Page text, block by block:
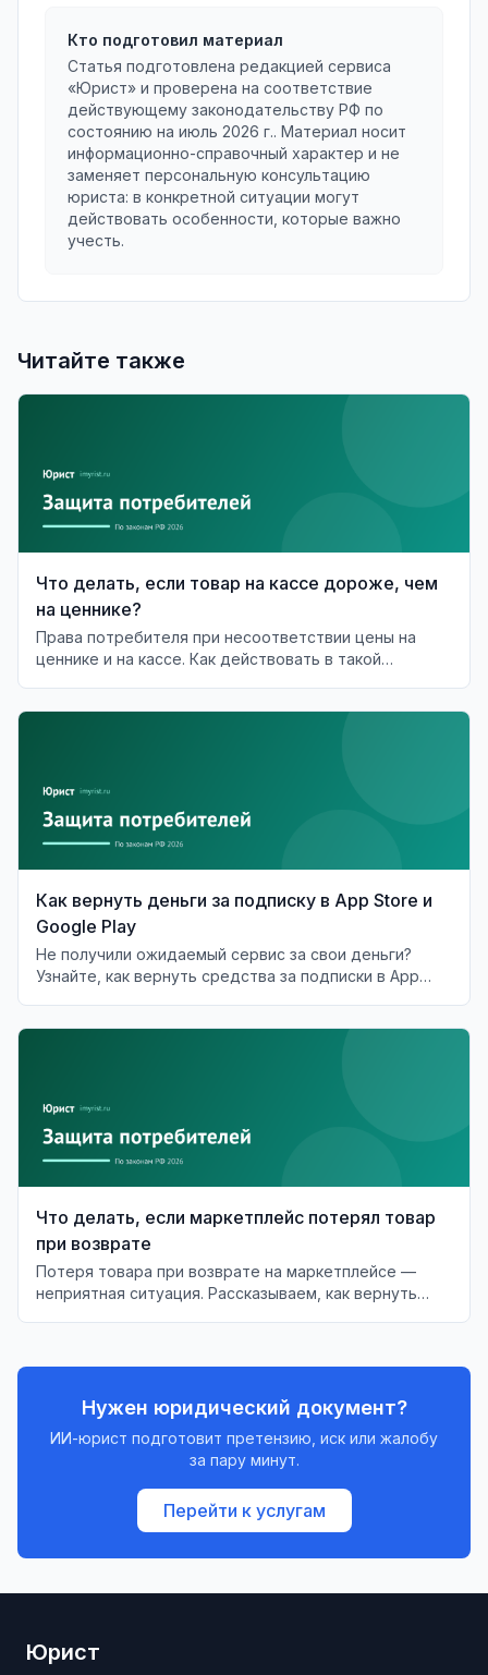
Кто подготовил материал
Статья подготовлена редакцией сервиса
«Юрист» и проверена на соответствие
действующему законодательству РФ по
состоянию на июль 2026 г.. Материал носит
информационно-справочный характер и не
заменяет персональную консультацию
юриста: в конкретной ситуации могут
действовать особенности, которые важно
учесть.
Читайте также
Что делать, если товар на кассе дороже, чем
на ценнике?
Права потребителя при несоответствии цены на
ценнике и на кассе. Как действовать в такой
Как вернуть деньги за подписку в App Store и
Google Play
Не получили ожидаемый сервис за свои деньги?
Узнайте, как вернуть средства за подписки в App
Что делать, если маркетплейс потерял товар
при возврате
Потеря товара при возврате на маркетплейсе —
неприятная ситуация. Рассказываем, как вернуть
Нужен юридический документ?
ИИ-юрист подготовит претензию, иск или жалобу
за пару минут.
Перейти к услугам
Юрист